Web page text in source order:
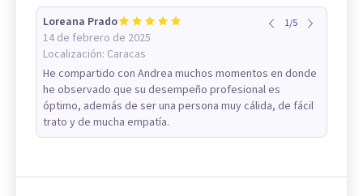
Loreana Prado
14 de febrero de 2025
Localización: Caracas
1/5
He compartido con Andrea muchos momentos en donde
he observado que su desempeño profesional es
óptimo, además de ser una persona muy cálida, de fácil
trato y de mucha empatía.